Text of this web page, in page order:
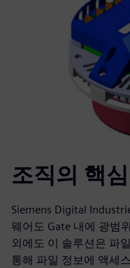
조직의 핵
Siemens Digital
웨어도 Gate 내에 광범
외에도 이 솔루션은 파
통해 파일 정보에 액세